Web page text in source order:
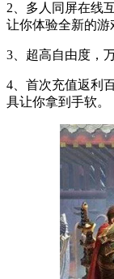
2、多人同屏在线
让你体验全新的游
3、超高自由度，
4、首次充值返利
具让你拿到手软。